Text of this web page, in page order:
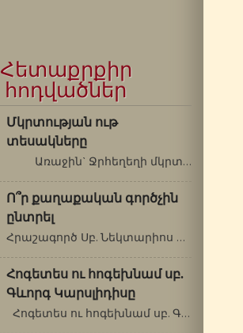
Հետաքրքիր
հոդվածներ
Մկրտության ութ
տեսակները
Առաջին` Ջրհեղեղի մկրտությունը…
Ո՞ր քաղաքական գործչին
ընտրել
Հրաշագործ Սբ. Նեկտարիոս Պենդապոլսեցի…
Հոգետես ու հոգեխնամ սբ.
Գևորգ Կարսլիդիսը
Հոգետես ու հոգեխնամ սբ. Գևորգ Կարսլիդիսը…